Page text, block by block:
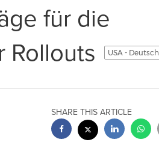
für die
Rollouts
USA - Deutsch
SHARE THIS ARTICLE